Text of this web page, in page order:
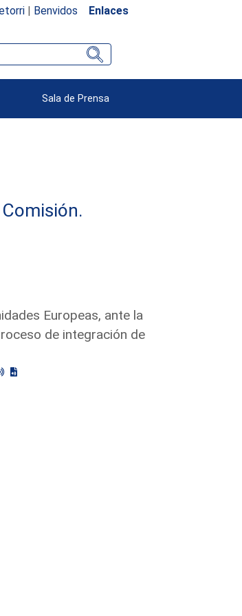
| Benvidos Enlaces
Sala de Prensa
Europeas, ante la
de integración de